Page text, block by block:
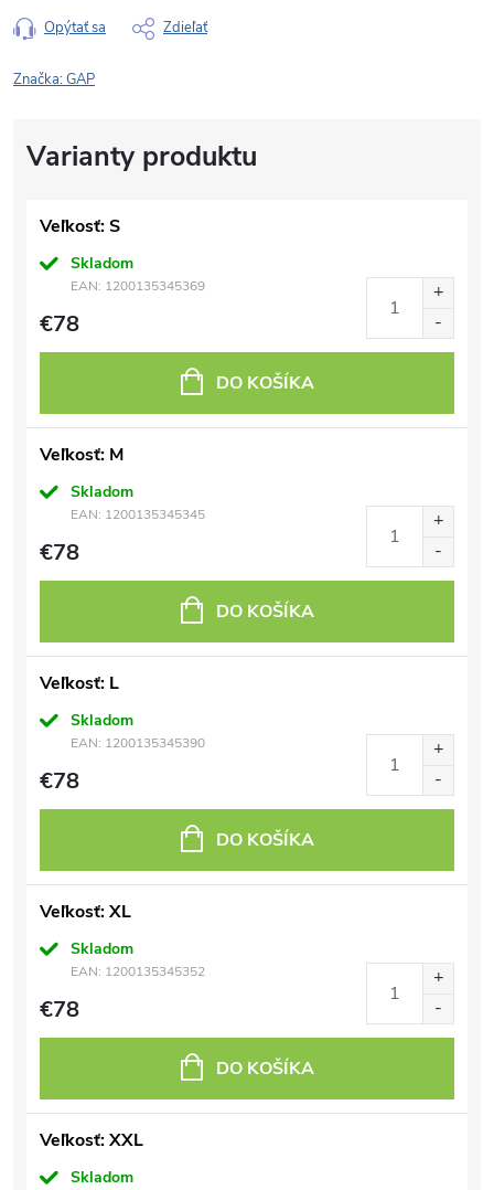
Opýtať sa Zdieľať
Značka:GAP
Veľkosť: S
Skladom
EAN: 1200135345369
€78
DO KOŠÍKA
Veľkosť: M
Skladom
EAN: 1200135345345
€78
DO KOŠÍKA
Veľkosť: L
Skladom
EAN: 1200135345390
€78
DO KOŠÍKA
Veľkosť: XL
Skladom
EAN: 1200135345352
€78
DO KOŠÍKA
Veľkosť: XXL
Skladom